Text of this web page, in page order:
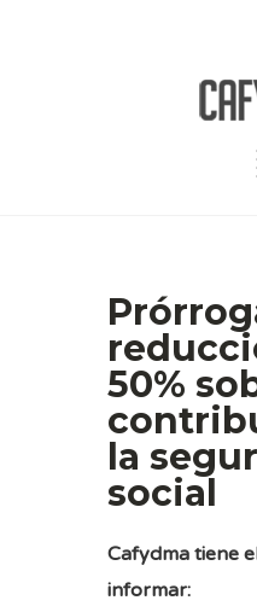
50%
la
social
Cafydma tiene
informar: